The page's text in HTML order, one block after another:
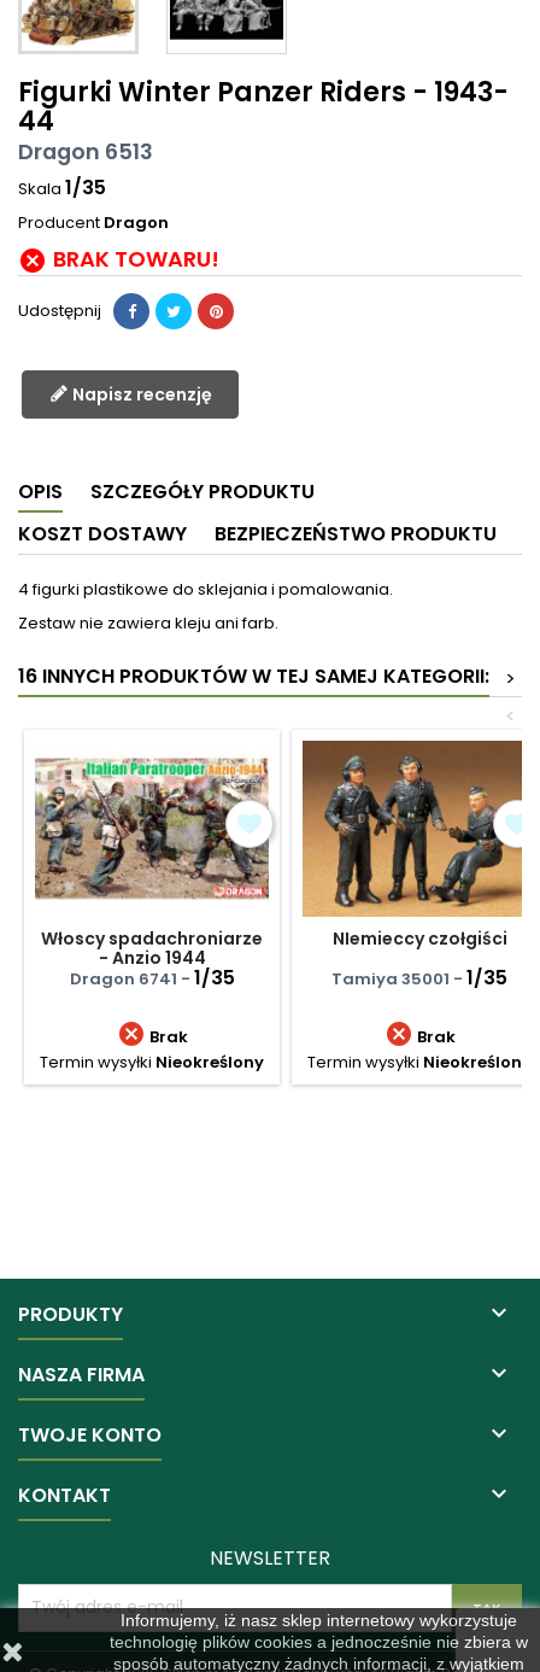
Figurki Winter Panzer Riders - 1943-
44
Dragon 6513
Skala 1/35
Producent Dragon
 BRAK TOWARU!
Udostępnij
Napisz recenzję
OPIS
SZCZEGÓŁY PRODUKTU
KOSZT DOSTAWY
BEZPIECZEŃSTWO PRODUKTU
4 figurki plastikowe do sklejania i pomalowania.
Zestaw nie zawiera kleju ani farb.
16 INNYCH PRODUKTÓW W TEJ SAMEJ KATEGORII:
>
<
Włoscy spadachroniarze
- Anzio 1944
Dragon 6741 - 1/35
 Brak
Termin wysyłki Nieokreślony
NIemieccy czołgiści
Tamiya 35001 - 1/35
 Brak
Termin wysyłki Nieokreślony
PRODUKTY 
NASZA FIRMA 
TWOJE KONTO 
KONTAKT 
Informujemy, iż nasz sklep internetowy wykorzystuje
technologię plików cookies a jednocześnie nie zbiera w
sposób automatyczny żadnych informacji, z wyjątkiem
NEWSLETTER